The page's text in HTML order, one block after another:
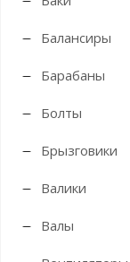
Балансиры
Барабаны
Болты
Брызговики
Валики
Валы